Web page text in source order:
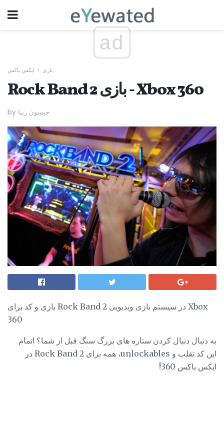
ad
بازی ایکس باکس
Rock Band 2 بازی - Xbox 360
by جیسون ریبا
بازی و کد برای Rock Band 2 در سیستم بازی ویدیویی Xbox
360
به دنبال دنبال کردن ستاره های بزرگ سنگ قبل از شما؟ اتمام
این کد تقلب و unlockables، همه برای Rock Band 2 در
ایکس باکس 360!